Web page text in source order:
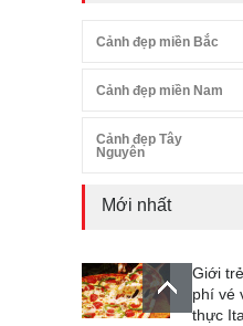
Cảnh đẹp miền Bắc
Cảnh đẹp miền Nam
Cảnh đẹp Tây
Nguyên
Mới nhất
Giới
phí vé
thực